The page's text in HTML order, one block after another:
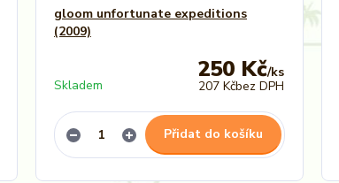
gloom unfortunate expeditions
(2009)
250 Kč/ks
207 Kčbez DPH
Skladem
Přidat do košíku